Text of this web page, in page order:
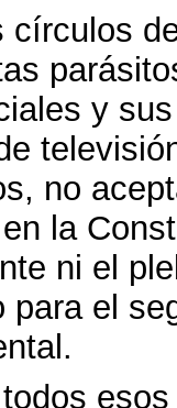
círculos
y
no
la
ni el
para el